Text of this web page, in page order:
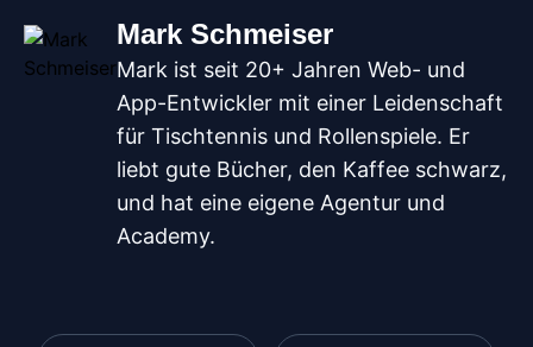
Mark Schmeiser
Mark ist seit 20+ Jahren Web- und
App-Entwickler mit einer Leidenschaft
für Tischtennis und Rollenspiele. Er
liebt gute Bücher, den Kaffee schwarz,
und hat eine eigene Agentur und
Academy.